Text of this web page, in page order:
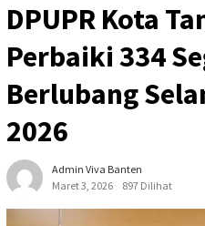
DPUPR Kota
Perbaiki 334
Berlubang
2026
Admin Viva Banten
Maret 3, 2026
897 Dilihat